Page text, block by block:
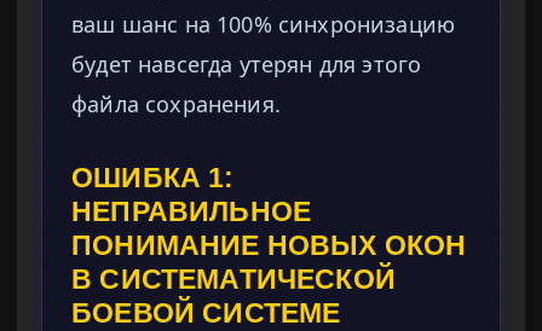
ваш шанс на 100% синхронизацию
будет навсегда утерян для этого
файла сохранения.
ОШИБКА 1:
НЕПРАВИЛЬНОЕ
ПОНИМАНИЕ НОВЫХ ОКОН
В СИСТЕМАТИЧЕСКОЙ
БОЕВОЙ СИСТЕМЕ